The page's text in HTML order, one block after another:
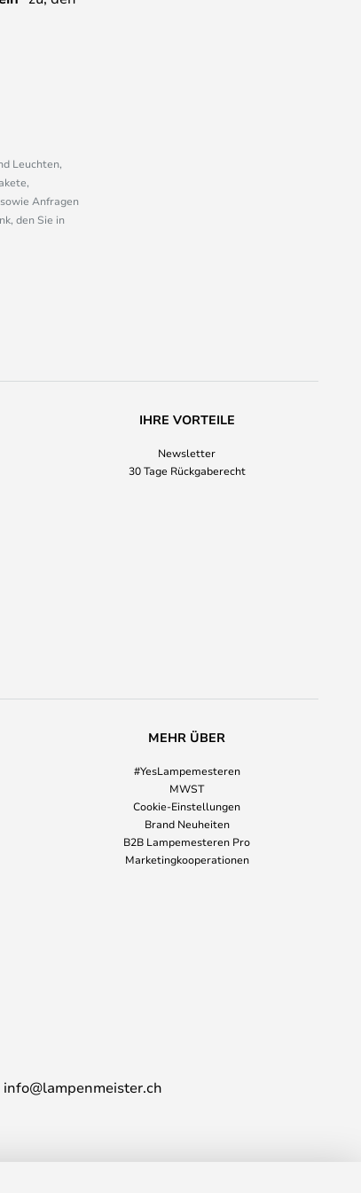
Leuchten,
Anfragen
den Sie in
IHRE VORTEILE
Newsletter
30 Tage Rückgaberecht
MEHR ÜBER
#YesLampemesteren
MWST
Cookie-Einstellungen
Brand Neuheiten
B2B Lampemesteren Pro
Marketingkooperationen
info@lampenmeister.ch